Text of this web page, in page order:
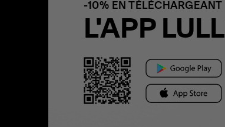
-10% EN TÉLÉCHARGEANT
L'APP LULLI